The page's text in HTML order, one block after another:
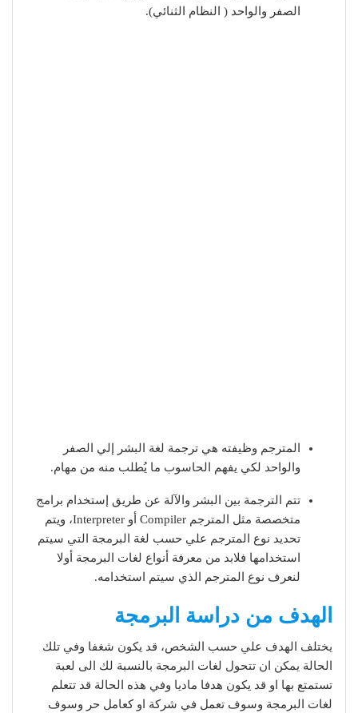
الصفر والواحد ( النظام الثنائي).
المترجم وظيفته هي ترجمة لغة البشر إلي الصفر
والواحد لكي يفهم الحاسوب ما يُطلب منه من مهام.
تتم الترجمة بين البشر والآلة عن طريق إستخدام برامج
متخصصة مثل المترجم Compiler أو Interpreter، ويتم
تحديد نوع المترجم علي حسب لغة البرمجة التي سيتم
استخدامها فلابد من معرفة أنواع لغات البرمجة أولا
لنعرف نوع المترجم الذي سيتم استخدامه.
الهدف من دراسة البرمجة
يختلف الهدف علي حسب الشخص، قد يكون شغفا وفي تلك
الحالة يمكن ان تتحول لغات البرمجة بالنسبة لك الى لعبة
تستمتع بها او قد يكون هدفا ماديا وفي هذه الحالة قد تتعلم
لغات البرمجة وسوف تعمل في شركة او كعامل حر وسوف